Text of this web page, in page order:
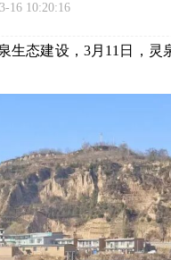
16 10:20:16
生态建设， 3月 11 日，灵